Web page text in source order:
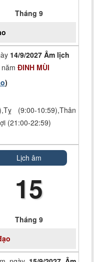
Tháng 9
14/9/2027 Âm lịch
năm ĐINH MÙI
)
(9:00-10:59),Thân
(21:00-22:59)
Lịch âm
15
Tháng 9